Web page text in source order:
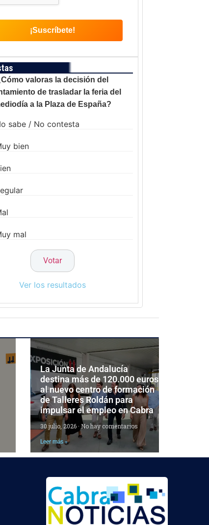
valoras la decisión del
de trasladar la feria del
a la Plaza de España?
sabe / No contesta
bien
mal
Ver los resultados
La Junta de Andalucía
destina más de 120.000 euros
al nuevo centro de formación
de Talleres Roldán para
impulsar el empleo en Cabra
30 julio, 2026 No hay comentarios
Leer más »